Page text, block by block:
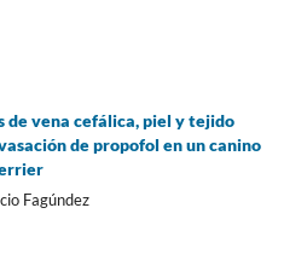
vena cefálica, piel y tejido
de propofol en un canino
Fagúndez